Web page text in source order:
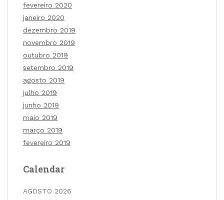
fevereiro 2020
janeiro 2020
dezembro 2019
novembro 2019
outubro 2019
setembro 2019
agosto 2019
julho 2019
junho 2019
maio 2019
março 2019
fevereiro 2019
Calendar
AGOSTO 2026